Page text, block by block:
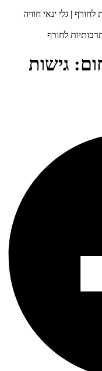
לחורף
גישות